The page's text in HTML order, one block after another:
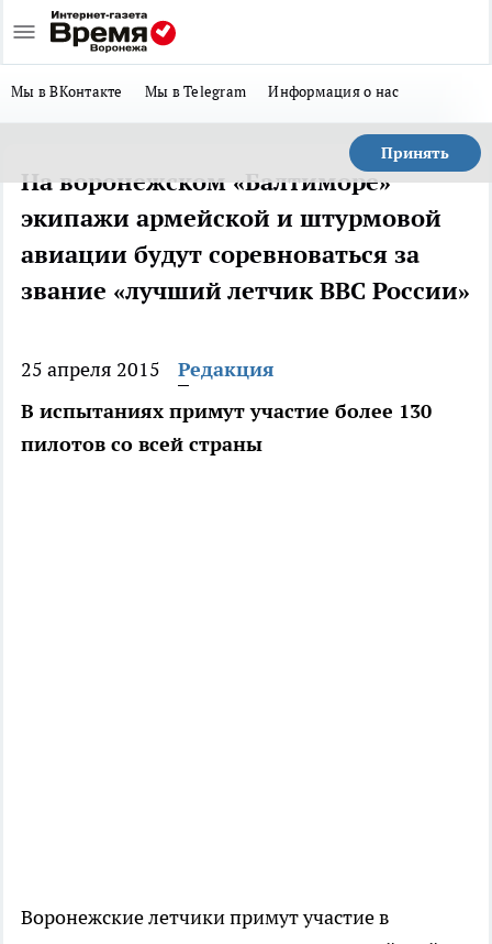
Мы в ВКонтакте Мы в Telegram Информация о нас
Принять
На воронежском «Балтиморе»
экипажи армейской и штурмовой
авиации будут соревноваться за
звание «лучший летчик ВВС России»
25 апреля 2015
Редакция
В испытаниях примут участие более 130
пилотов со всей страны
Воронежские летчики примут участие в